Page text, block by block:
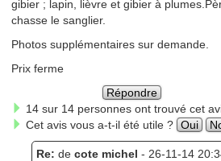
gibier ; lapin, lièvre et gibier à
chasse le sanglier.
Photos supplémentaires sur demande.
Prix ferme
Répondre
14 sur 14 personnes ont trouvé cet
Cet avis vous a-t-il été utile ? Oui
Re: de cote michel - 26-11-14